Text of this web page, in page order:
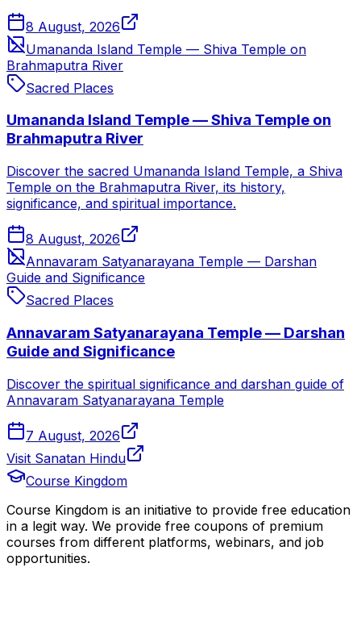
8 August, 2026
Umananda Island Temple — Shiva Temple on
Brahmaputra River
Sacred Places
Umananda Island Temple — Shiva Temple on
Brahmaputra River
Discover the sacred Umananda Island Temple, a Shiva
Temple on the Brahmaputra River, its history,
significance, and spiritual importance.
8 August, 2026
Annavaram Satyanarayana Temple — Darshan
Guide and Significance
Sacred Places
Annavaram Satyanarayana Temple — Darshan
Guide and Significance
Discover the spiritual significance and darshan guide of
Annavaram Satyanarayana Temple
7 August, 2026
Visit Sanatan Hindu
Course Kingdom
Course Kingdom is an initiative to provide free education
in a legit way. We provide free coupons of premium
courses from different platforms, webinars, and job
opportunities.